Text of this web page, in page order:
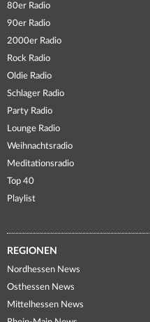
80er Radio
90er Radio
2000er Radio
Rock Radio
Oldie Radio
Schlager Radio
Party Radio
Lounge Radio
Weihnachtsradio
Meditationsradio
Top 40
Playlist
REGIONEN
Nordhessen News
Osthessen News
Mittelhessen News